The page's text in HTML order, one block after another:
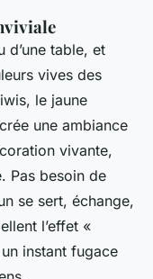
d’une table, et
vives des
le jaune
une ambiance
vivante,
Pas besoin de
se sert, échange,
l’effet «
instant fugace